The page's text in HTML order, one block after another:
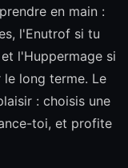
en main :
l'Enutrof si tu
l'Huppermage si
le long terme. Le
: choisis une
toi, et profite